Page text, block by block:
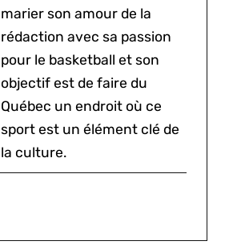
marier son amour de la
rédaction avec sa passion
pour le basketball et son
objectif est de faire du
Québec un endroit où ce
sport est un élément clé de
la culture.